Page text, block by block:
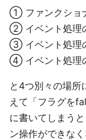
① ファンクショ
② イベント処理
③ イベント処理
④ イベント処理
と4つ別々の場所
えて「フラグを
に書いてしまう
ン操作ができな